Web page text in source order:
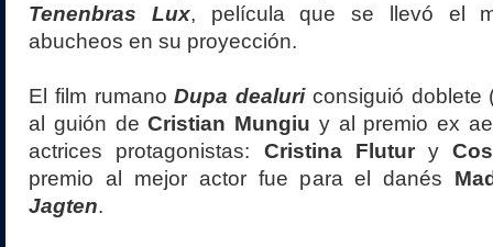
Tenenbras Lux, película que se llevó el
abucheos en su proyección.
El film rumanoDupa dealuriconsiguió doblete
al guión deCristian Mungiu y al premio ex
actrices protagonistas: Cristina Flutury
premio al mejor actor fue para el danés
Jagten.